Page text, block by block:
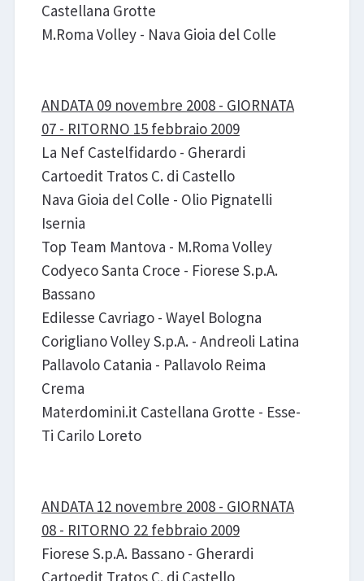
Castellana Grotte
M.Roma Volley - Nava Gioia del Colle
ANDATA 09 novembre 2008 - GIORNATA
07 - RITORNO 15 febbraio 2009
La Nef Castelfidardo - Gherardi
Cartoedit Tratos C. di Castello
Nava Gioia del Colle - Olio Pignatelli
Isernia
Top Team Mantova - M.Roma Volley
Codyeco Santa Croce - Fiorese S.p.A.
Bassano
Edilesse Cavriago - Wayel Bologna
Corigliano Volley S.p.A. - Andreoli Latina
Pallavolo Catania - Pallavolo Reima
Crema
Materdomini.it Castellana Grotte - Esse-
Ti Carilo Loreto
ANDATA 12 novembre 2008 - GIORNATA
08 - RITORNO 22 febbraio 2009
Fiorese S.p.A. Bassano - Gherardi